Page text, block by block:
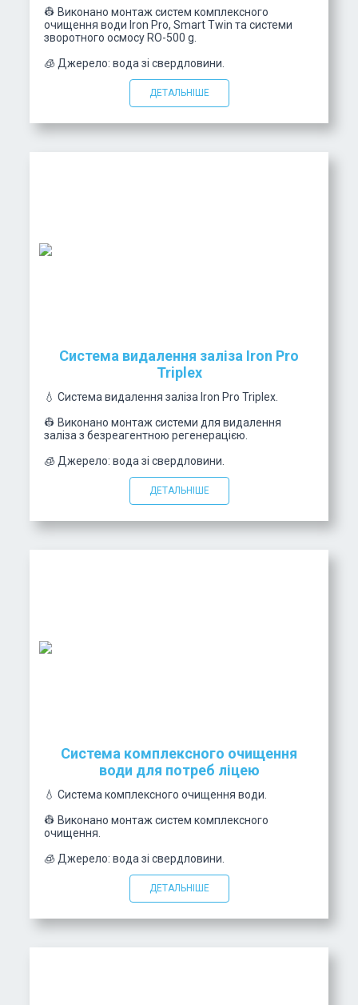
👷 Виконано монтаж систем комплексного
очищення води Iron Pro, Smart Twin та системи
зворотного осмосу RO-500 g.
🧊 Джерело: вода зі свердловини.
ДЕТАЛЬНІШЕ
Система видалення заліза Iron Pro
Triplex
💧 Система видалення заліза Iron Pro Triplex.
👷 Виконано монтаж системи для видалення
заліза з безреагентною регенерацією.
🧊 Джерело: вода зі свердловини.
ДЕТАЛЬНІШЕ
Система комплексного очищення
води для потреб ліцею
💧 Система комплексного очищення води.
👷 Виконано монтаж систем комплексного
очищення.
🧊 Джерело: вода зі свердловини.
ДЕТАЛЬНІШЕ